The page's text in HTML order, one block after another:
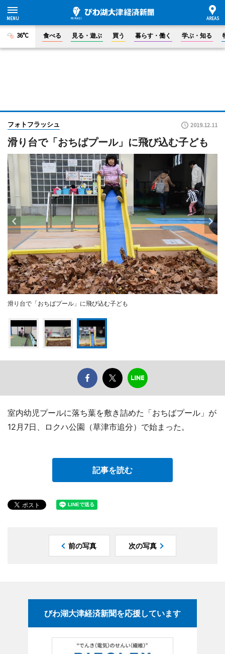
36°C 食べる 見る・遊ぶ 買う 暮らす・働く 学ぶ・知る
フォトフラッシュ 2019.12.11
滑り台で「おちばプール」に飛び込む子ども
滑り台で「おちばプール」に飛び込む子ども
室内幼児プールに落ち葉を敷き詰めた「おちばプール」が
12月7日、ロクハ公園（草津市追分）で始まった。
記事を読む
前の写真 次の写真
びわ湖大津経済新聞を応援しています